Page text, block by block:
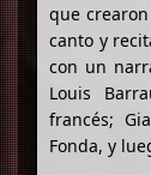
que
canto y
con un
Louis
francés;
Fonda, y